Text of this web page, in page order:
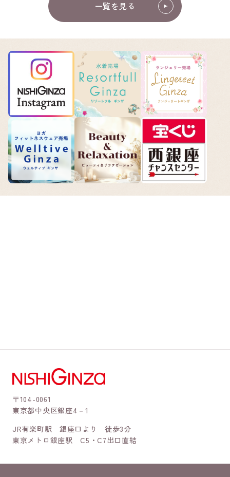
一覧を見る
〒104-0061
東京都中央区銀座4－1
JR有楽町駅 銀座口より 徒歩3分
東京メトロ銀座駅 C5・C7出口直結